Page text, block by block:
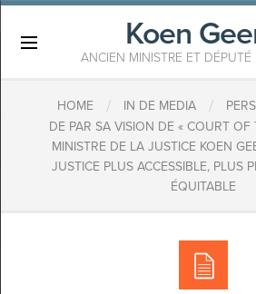
Koen
ANCIEN MINISTRE ET DÉPUTÉ
HOME / IN DE MEDIA /
DE PAR SA VISION DE « COURT OF
MINISTRE DE LA JUSTICE KOEN
JUSTICE PLUS ACCESSIBLE, PLUS
ÉQUITABLE